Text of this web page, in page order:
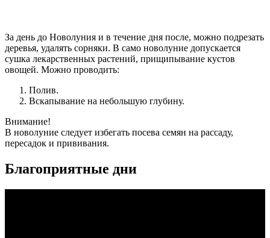
За день до Новолуния и в течение дня после, можно подрезать
деревья, удалять сорняки. В само новолуние допускается
сушка лекарственных растений, прищипывание кустов
овощей. Можно проводить:
Полив.
Вскапывание на небольшую глубину.
Внимание!
В новолуние следует избегать посева семян на рассаду,
пересадок и прививания.
Благоприятные дни